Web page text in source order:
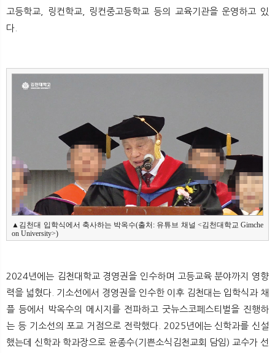
고등학교, 링컨학교, 링컨중고등학교 등의 교육기관을 운영하고 있
다.
▲김천대 입학식에서 축사하는 박옥수(출처: 유튜브 채널 <김천대학교 Gimche
on University>)
2024년에는 김천대학교 경영권을 인수하며 고등교육 분야까지 영향
력을 넓혔다. 기소선에서 경영권을 인수한 이후 김천대는 입학식과 채
플 등에서 박옥수의 메시지를 전파하고 굿뉴스코페스티벌을 진행하
는 등 기소선의 포교 거점으로 전락했다. 2025년에는 신학과를 신설
했는데 신학과 학과장으로 윤종수(기쁜소식김천교회 담임) 교수가 선